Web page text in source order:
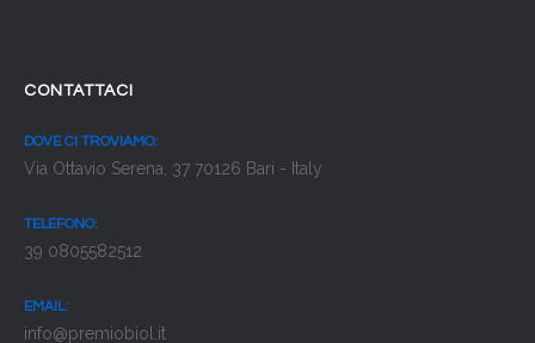
CONTATTACI
DOVE CI TROVIAMO:
Via Ottavio Serena, 37 70126 Bari - Italy
TELEFONO:
39 0805582512
EMAIL:
info@premiobiol.it